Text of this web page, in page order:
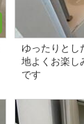
ゆったりとし
地よくお楽
です